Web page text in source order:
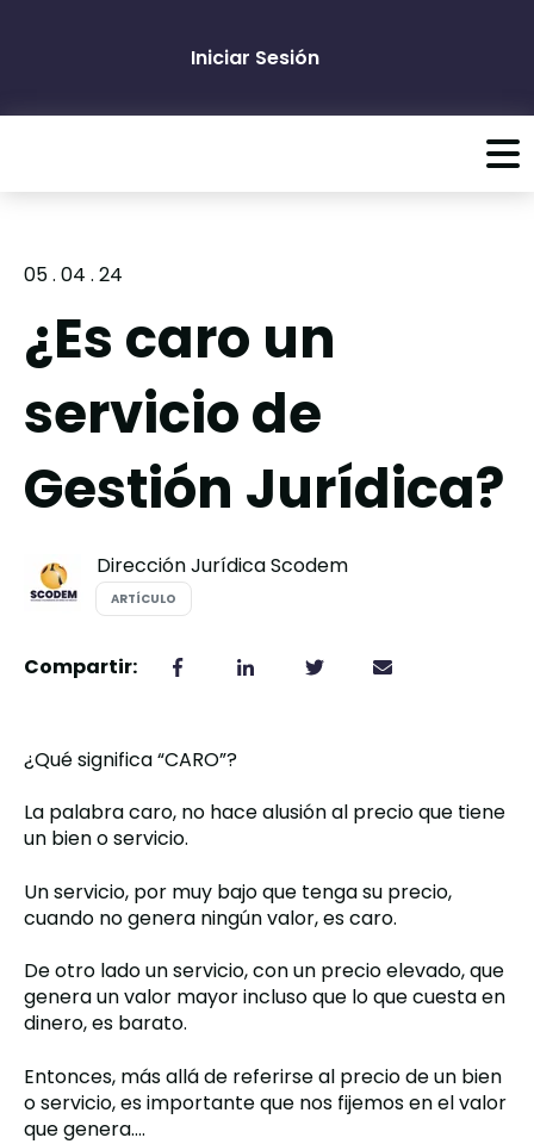
Iniciar Sesión
05 . 04 . 24
¿Es caro un
servicio de
Gestión Jurídica?
Dirección Jurídica Scodem
Compartir:
¿Qué significa “CARO”?
La palabra caro, no hace alusión al precio que tiene
un bien o servicio.
Un servicio, por muy bajo que tenga su precio,
cuando no genera ningún valor, es caro.
De otro lado un servicio, con un precio elevado, que
genera un valor mayor incluso que lo que cuesta en
dinero, es barato.
Entonces, más allá de referirse al precio de un bien
o servicio, es importante que nos fijemos en el valor
que genera….
ARTÍCULO